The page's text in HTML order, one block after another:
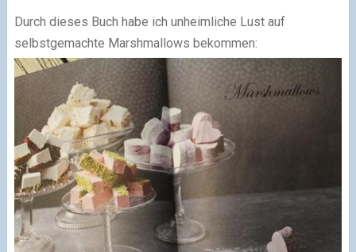
Durch dieses Buch habe ich unheimliche Lust auf
selbstgemachte Marshmallows bekommen: